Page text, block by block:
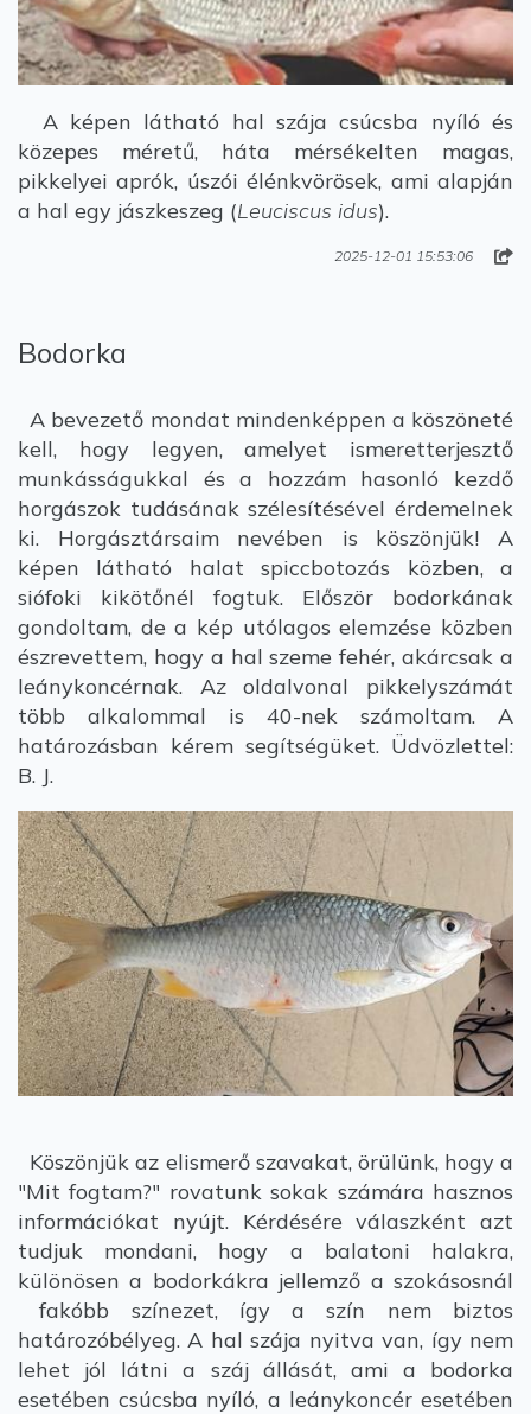
A képen látható hal szája csúcsba nyíló és
közepes méretű, háta mérsékelten magas,
pikkelyei aprók, úszói élénkvörösek, ami alapján
a hal egy jászkeszeg (Leuciscus idus).
2025-12-01 15:53:06
Bodorka
A bevezető mondat mindenképpen a köszöneté
kell, hogy legyen, amelyet ismeretterjesztő
munkásságukkal és a hozzám hasonló kezdő
horgászok tudásának szélesítésével érdemelnek
ki. Horgásztársaim nevében is köszönjük! A
képen látható halat spiccbotozás közben, a
siófoki kikötőnél fogtuk. Először bodorkának
gondoltam, de a kép utólagos elemzése közben
észrevettem, hogy a hal szeme fehér, akárcsak a
leánykoncérnak. Az oldalvonal pikkelyszámát
több alkalommal is 40-nek számoltam. A
határozásban kérem segítségüket. Üdvözlettel:
B. J.
Köszönjük az elismerő szavakat, örülünk, hogy a
"Mit fogtam?" rovatunk sokak számára hasznos
információkat nyújt. Kérdésére válaszként azt
tudjuk mondani, hogy a balatoni halakra,
különösen a bodorkákra jellemző a szokásosnál
fakóbb színezet, így a szín nem biztos
határozóbélyeg. A hal szája nyitva van, így nem
lehet jól látni a száj állását, ami a bodorka
esetében csúcsba nyíló, a leánykoncér esetében